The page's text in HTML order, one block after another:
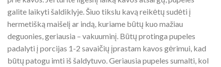
galite laikyti šaldiklyje. Šiuo tikslu kavą reikėtų sudėti į
hermetišką maišelį ar indą, kuriame būtų kuo mažiau
deguonies, geriausia – vakuuminį. Būtų protinga pupeles
padalyti į porcijas 1-2 savaičių įprastam kavos gėrimui, kad
būtų patogu imti iš šaldytuvo. Geriausia pupeles sumalti, kol